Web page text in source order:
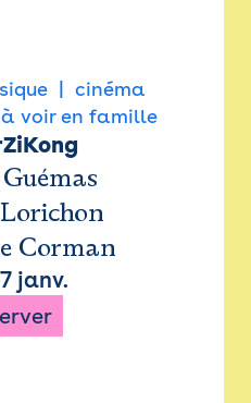
cinéma
à voir en famille
Corman
janv.